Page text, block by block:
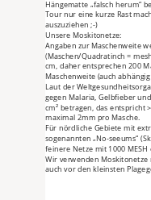
Hängematte „falsch herum“
Tour nur eine kurze Rast
auszuziehen ;-)
Unsere Moskitonetze:
Angaben zur Maschenweite
(Maschen/Quadratinch =
cm, daher entsprechen 200
Maschenweite (auch
Laut der
gegen Malaria, Gelbfieber
cm² betragen, das entspricht
maximal 2mm pro Masche.
Für nördliche Gebiete mit
sogenannten „No-seeums“
feinere Netze mit 1000 MESH
Wir verwenden Moskitonetze
auch vor den kleinsten